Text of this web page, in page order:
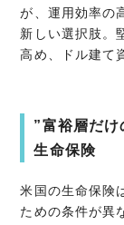
が、運用効率の
新しい選択肢。
高め、ドル建て
”富裕層だ
生命保険
米国の生命保険
ための条件が異